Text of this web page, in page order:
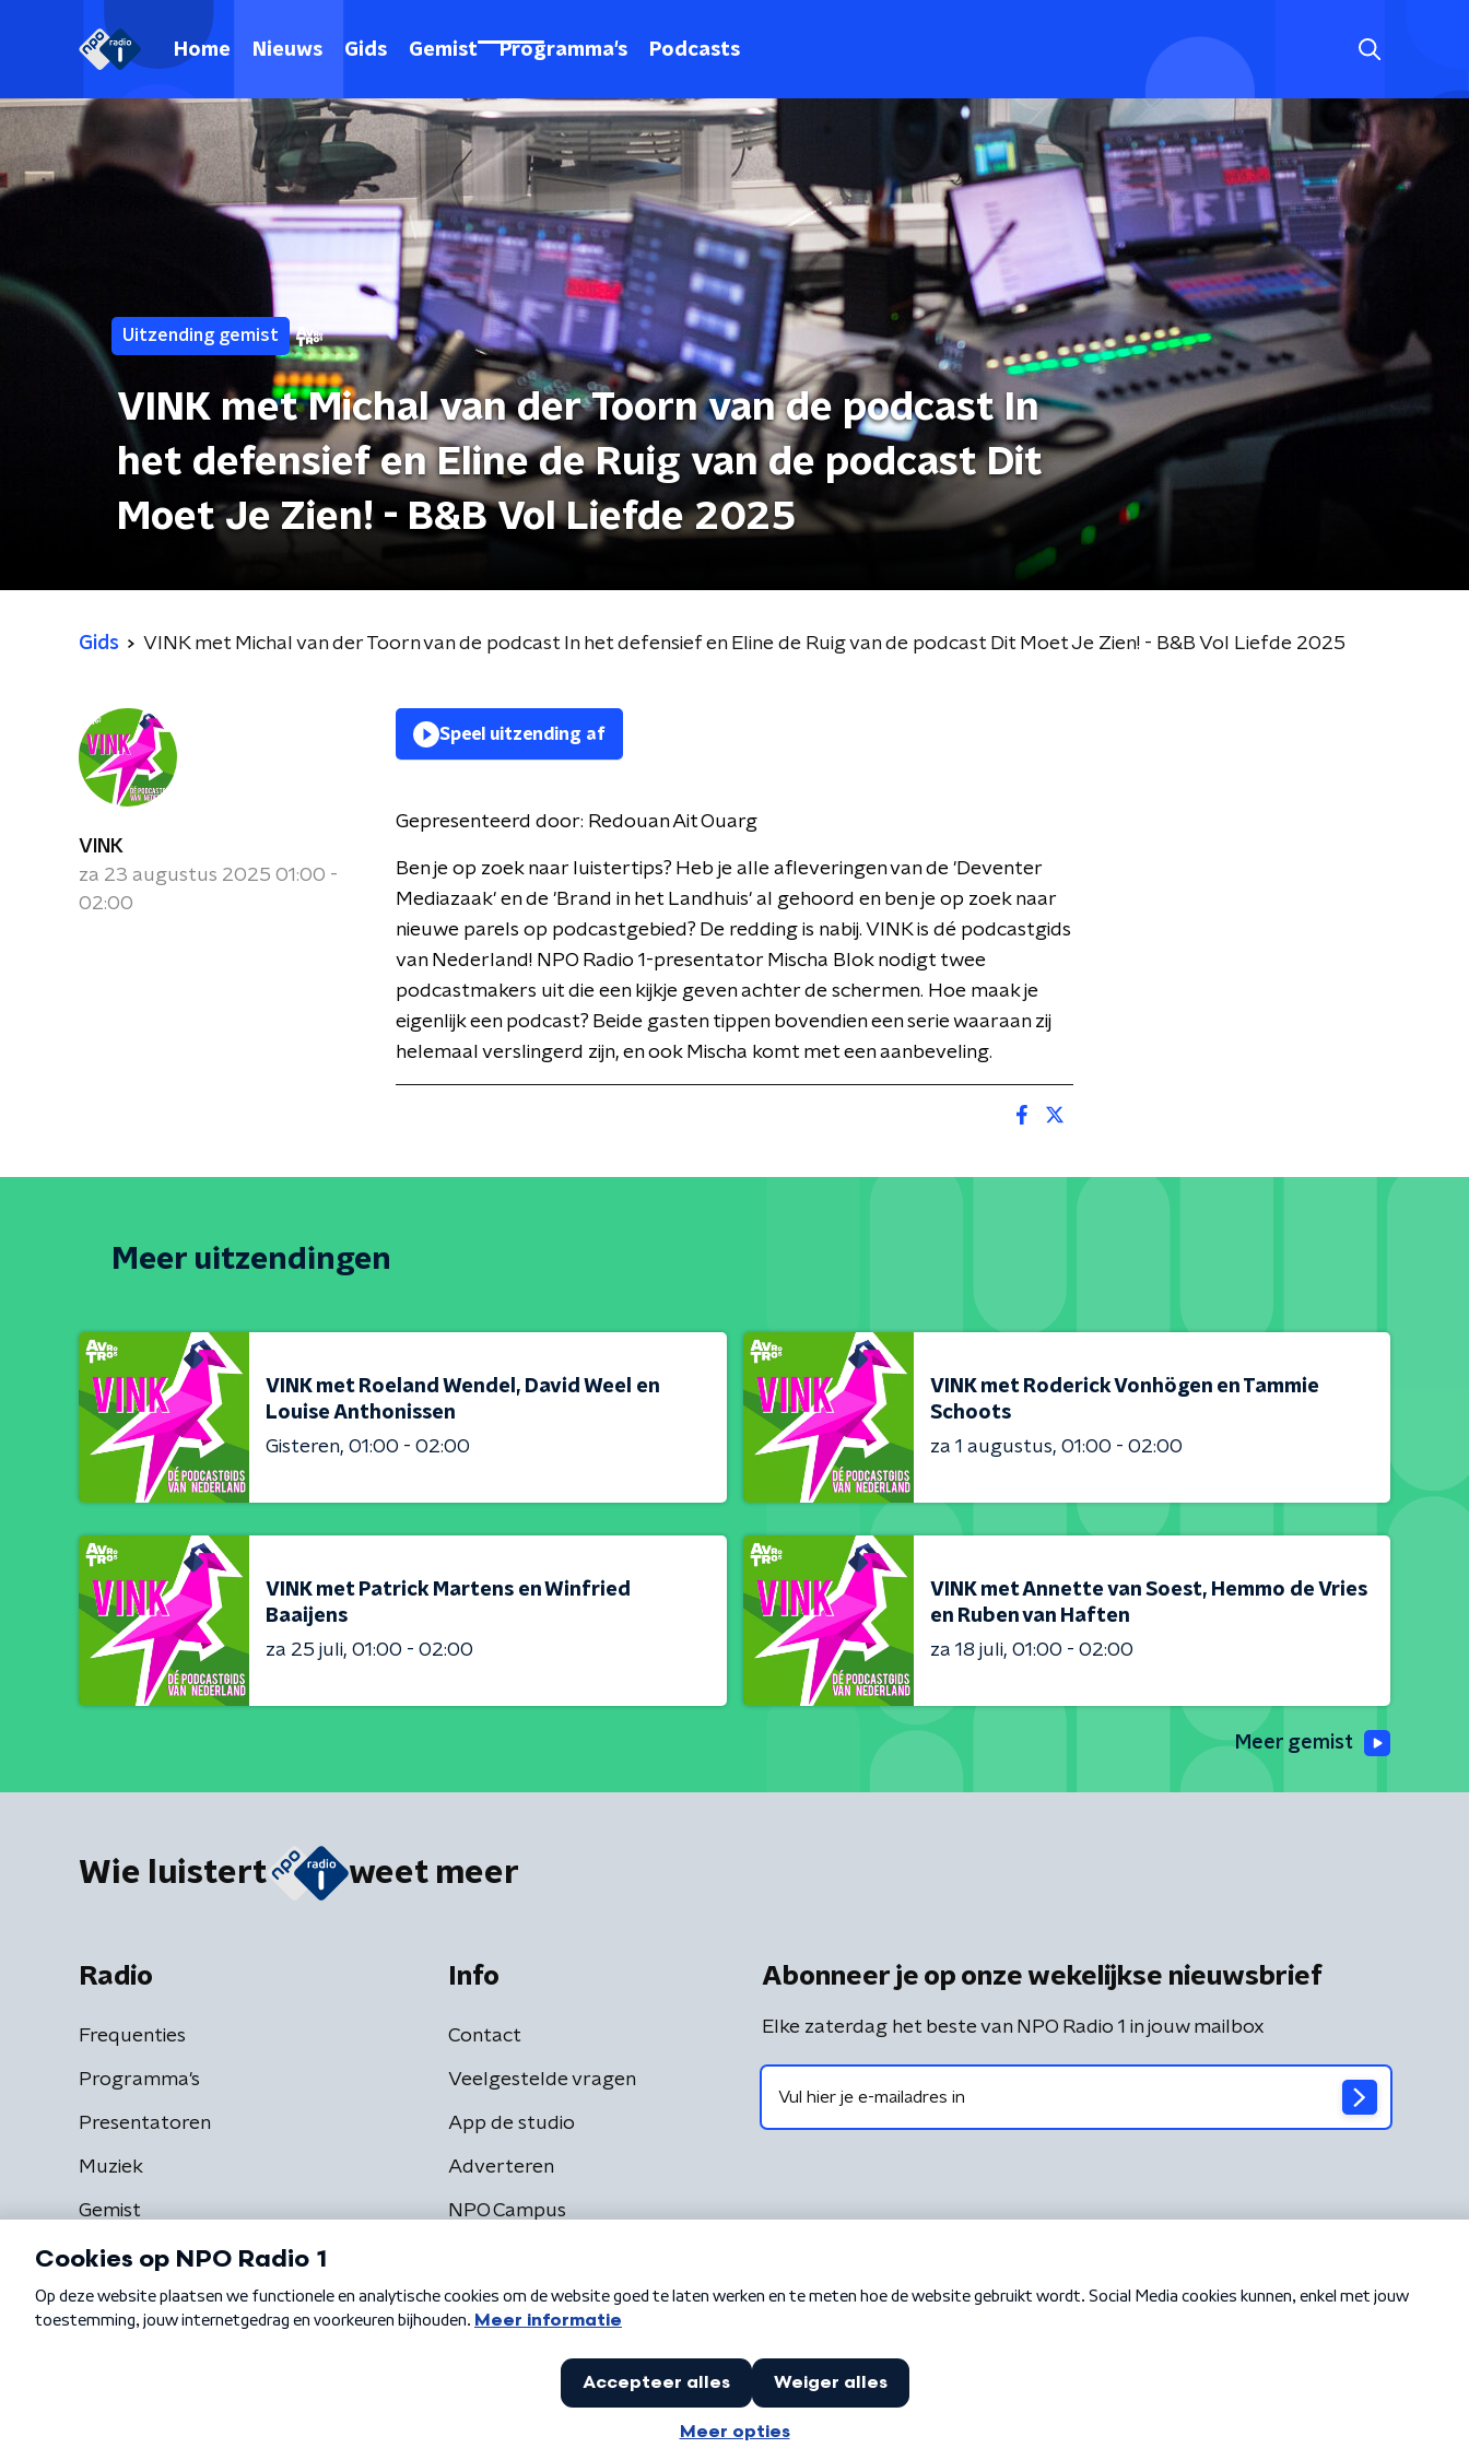
Home Nieuws Gids Gemist Programma's Podcasts
Uitzending gemist
VINK met Michal van der Toorn van de podcast In
het defensief en Eline de Ruig van de podcast Dit
Moet Je Zien! - B&B Vol Liefde 2025
Gids VINK met Michal van der Toorn van de podcast In het defensief en Eline de Ruig van de podcast Dit Moet Je Zien! - B&B Vol Liefde 2025
VINK
za 23 augustus 2025 01:00 -
02:00
Speel uitzending af
Gepresenteerd door: Redouan Ait Ouarg
Ben je op zoek naar luistertips? Heb je alle afleveringen van de 'Deventer
Mediazaak' en de 'Brand in het Landhuis' al gehoord en ben je op zoek naar
nieuwe parels op podcastgebied? De redding is nabij. VINK is dé podcastgids
van Nederland! NPO Radio 1-presentator Mischa Blok nodigt twee
podcastmakers uit die een kijkje geven achter de schermen. Hoe maak je
eigenlijk een podcast? Beide gasten tippen bovendien een serie waaraan zij
helemaal verslingerd zijn, en ook Mischa komt met een aanbeveling.
Meer uitzendingen
VINK met Roeland Wendel, David Weel en
Louise Anthonissen
Gisteren 01:00 - 02:00
VINK met Roderick Vonhögen en Tammie
Schoots
za 1 augustus 01:00 - 02:00
VINK met Patrick Martens en Winfried
Baaijens
za 25 juli 01:00 - 02:00
VINK met Annette van Soest, Hemmo de Vries
en Ruben van Haften
za 18 juli 01:00 - 02:00
Meer gemist
Wie luistert weet meer
Radio
Frequenties
Programma's
Presentatoren
Muziek
Gemist
Info
Contact
Veelgestelde vragen
App de studio
Adverteren
NPO Campus
Abonneer je op onze wekelijkse nieuwsbrief
Elke zaterdag het beste van NPO Radio 1 in jouw mailbox
Algemene voorwaarden Privacybeleid